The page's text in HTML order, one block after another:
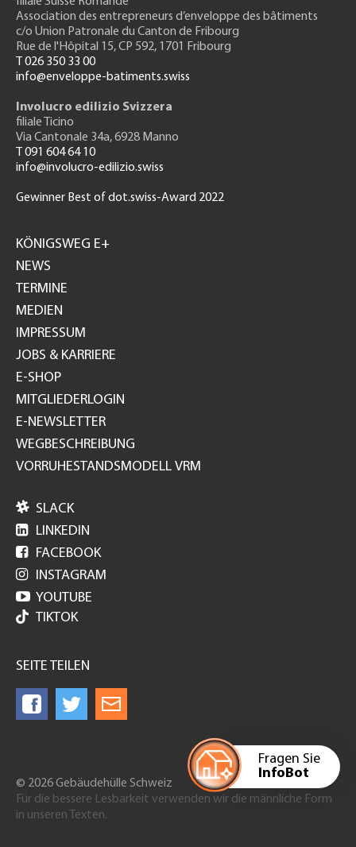
Fragen Sie
InfoBot
Association des entrepreneurs d’enveloppe des bâtiments
c/o Union Patronale du Canton de Fribourg
Rue de l'Hôpital 15, CP 592, 1701 Fribourg
T 026 350 33 00
info@enveloppe-batiments.swiss
Involucro edilizio Svizzera
filiale Ticino
Via Cantonale 34a, 6928 Manno
T 091 604 64 10
info@involucro-edilizio.swiss
Gewinner Best of dot.swiss-Award 2022
GH
KÖNIGSWEG E+
NEWS
TERMINE
MEDIEN
IMPRESSUM
JOBS & KARRIERE
E-SHOP
MITGLIEDERLOGIN
E-NEWSLETTER
WEGBESCHREIBUNG
VORRUHESTANDSMODELL VRM
 SLACK
 LINKEDIN
 FACEBOOK
 INSTAGRAM
 YOUTUBE
TIKTOK
SEITE TEILEN
© 2026 Gebäudehülle Schweiz
Für die bessere Lesbarkeit verwenden wir die männliche Form
in unseren Texten.